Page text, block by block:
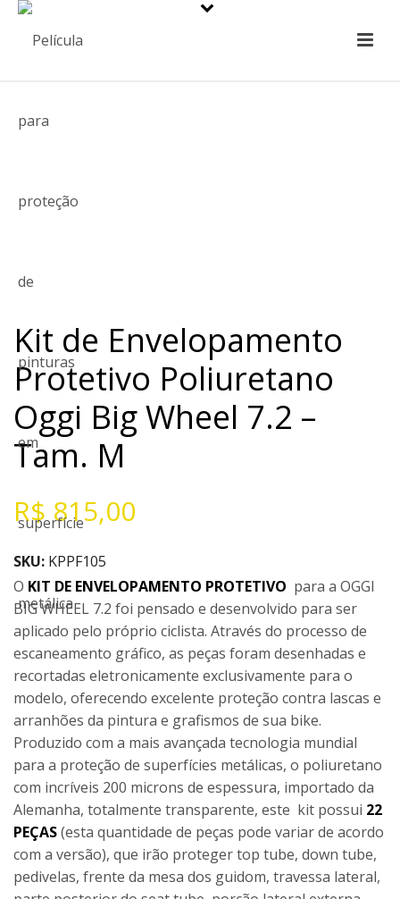
Kit de Envelopamento
Protetivo Poliuretano
Oggi Big Wheel 7.2 –
Tam. M
R$815,00
SKU: KPPF105
O KIT DE ENVELOPAMENTO PROTETIVO para a OGGI
BIG WHEEL 7.2 foi pensado e desenvolvido para ser
aplicado pelo próprio ciclista. Através do processo de
escaneamento gráfico, as peças foram desenhadas e
recortadas eletronicamente exclusivamente para o
modelo, oferecendo excelente proteção contra lascas e
arranhões da pintura e grafismos de sua bike.
Produzido com a mais avançada tecnologia mundial
para a proteção de superfícies metálicas, o poliuretano
com incríveis 200 microns de espessura, importado da
Alemanha, totalmente transparente, este kit possui 22
PEÇAS(esta quantidade de peças pode variar de acordo
com a versão), que irão proteger top tube, down tube,
pedivelas, frente da mesa dos guidom, travessa lateral,